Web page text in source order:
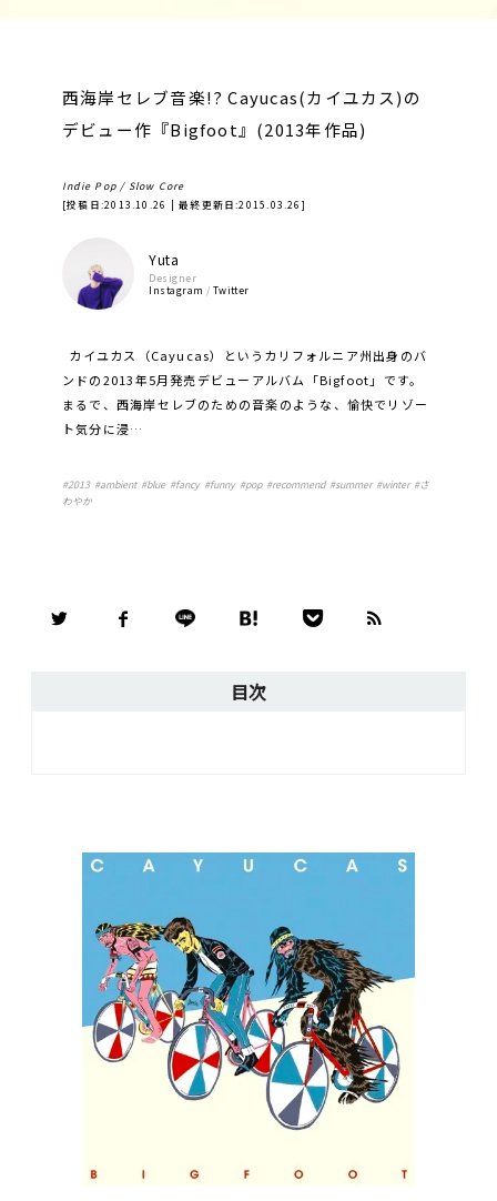
西海岸セレブ音楽!? Cayucas(カイユカス)の
デビュー作『Bigfoot』(2013年作品)
Indie Pop / Slow Core
[投稿日:2013.10.26 | 最終更新日:2015.03.26 ]
Yuta
Designer
Instagram / Twitter
カイユカス（Cayucas）というカリフォルニア州出身のバ
ンドの2013年5月発売デビューアルバム「Bigfoot」です。
まるで、西海岸セレブのための音楽のような、愉快でリゾー
ト気分に浸…
#2013#ambient#blue #fancy#funny#pop#recommend#summer#winter#さ
わやか
目次